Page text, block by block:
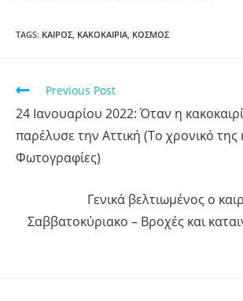
TAGS: ΚΑΙΡΟΣ ΚΑΚΟΚΑΙΡΙΑ ΚΟΣΜΟΣ
Previous Post
24 Ιανουαρίου 2022: Όταν η
παρέλυσε την Αττική (Το χρονικό της
Φωτογραφίες)
Γενικά βελτιωμένος ο
Σαββατοκύριακο – Βροχές και